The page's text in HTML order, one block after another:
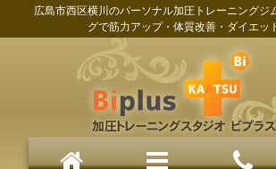
広島市西区横川のパーソナル加圧トレーニングジ
グで筋力アップ・体質改善・ダイエッ